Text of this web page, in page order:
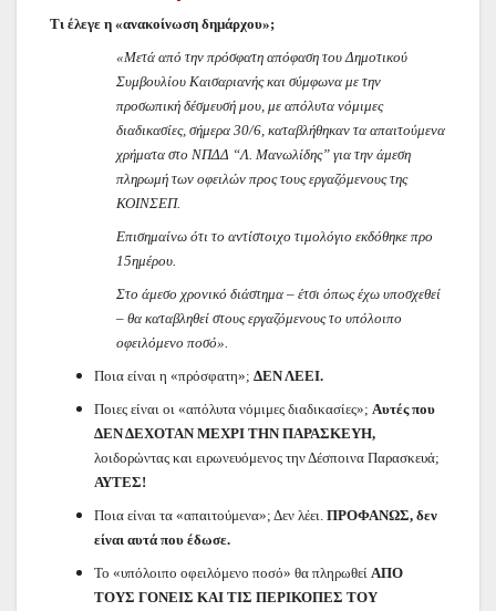
Τι έλεγε η «ανακοίνωση δημάρχου»;
«Μετά από την πρόσφατη απόφαση του Δημοτικού
Συμβουλίου Καισαριανής και σύμφωνα με την
προσωπική δέσμευσή μου, με απόλυτα νόμιμες
διαδικασίες, σήμερα 30/6, καταβλήθηκαν τα απαιτούμενα
χρήματα στο ΝΠΔΔ “Λ. Μανωλίδης” για την άμεση
πληρωμή των οφειλών προς τους εργαζόμενους της
ΚΟΙΝΣΕΠ.
Επισημαίνω ότι το αντίστοιχο τιμολόγιο εκδόθηκε προ
15ημέρου.
Στο άμεσο χρονικό διάστημα – έτσι όπως έχω υποσχεθεί
– θα καταβληθεί στους εργαζόμενους το υπόλοιπο
οφειλόμενο ποσό».
Ποια είναι η «πρόσφατη»; ΔΕΝ ΛΕΕΙ.
Ποιες είναι οι «απόλυτα νόμιμες διαδικασίες»; Αυτές που
ΔΕΝ ΔΕΧΟΤΑΝ ΜΕΧΡΙ ΤΗΝ ΠΑΡΑΣΚΕΥΗ,
λοιδορώντας και ειρωνευόμενος την Δέσποινα Παρασκευά;
ΑΥΤΕΣ!
Ποια είναι τα «απαιτούμενα»; Δεν λέει. ΠΡΟΦΑΝΩΣ, δεν
είναι αυτά που έδωσε.
Το «υπόλοιπο οφειλόμενο ποσό» θα πληρωθεί ΑΠΟ
ΤΟΥΣ ΓΟΝΕΙΣ ΚΑΙ ΤΙΣ ΠΕΡΙΚΟΠΕΣ ΤΟΥ